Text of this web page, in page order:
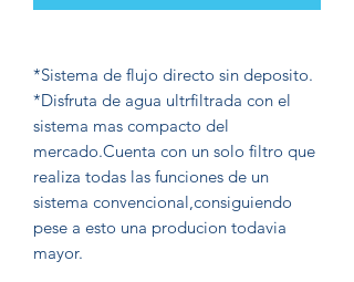
*Sistema de flujo directo sin deposito.
*Disfruta de agua ultrfiltrada con el
sistema mas compacto del
mercado.Cuenta con un solo filtro que
realiza todas las funciones de un
sistema convencional,consiguiendo
pese a esto una producion todavia
mayor.